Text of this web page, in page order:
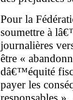
Pour la
soumettre à
journalières
être «
dâ€™équité
payer les